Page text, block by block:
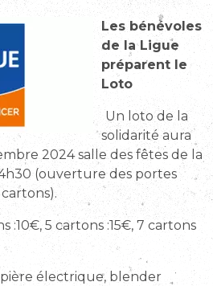
Les bénévoles
de la Ligue
préparent le
Loto
Un loto de la
solidarité aura
2024 salle des fêtes de la
(ouverture des portes
:10€, 5 cartons :15€, 7 cartons
électrique, blender